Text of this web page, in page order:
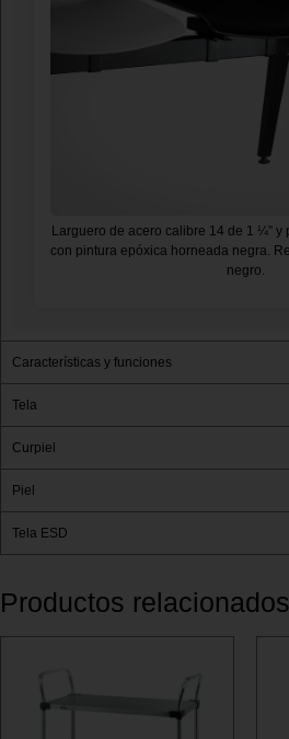
Larguero de acero calibre 14 de 1 ¼” y
con pintura epóxica horneada negra.
negro.
Características y funciones
Tela
Curpiel
Piel
Tela ESD
Productos relacionados